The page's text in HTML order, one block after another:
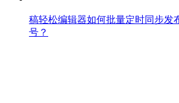
稿轻松编辑器如何批量定时同步发
号？